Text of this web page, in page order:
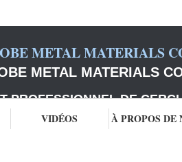
METAL MATERIALS
METAL MATERIALS
PROFESSIONNEL DE
VIDÉOS À PROPOS DE